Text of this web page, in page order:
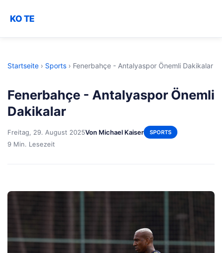
KO TE
Startseite › Sports › Fenerbahçe - Antalyaspor Önemli Dakikalar
Fenerbahçe - Antalyaspor Önemli
Dakikalar
Freitag, 29. August 2025Von Michael Kaiser SPORTS
9 Min. Lesezeit